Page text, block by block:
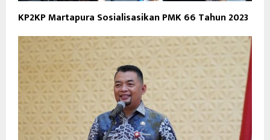
KP2KP Martapura Sosialisasikan PMK 66 Tahun 2023